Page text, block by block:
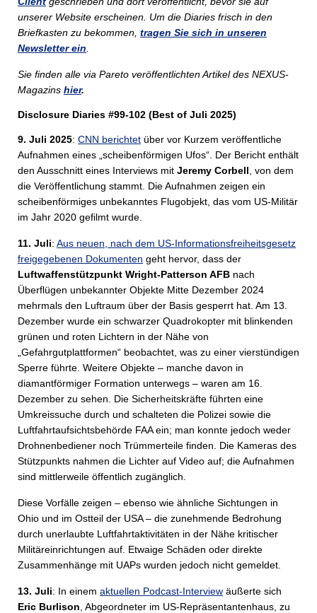
unserer Website erscheinen. Um die Diaries frisch in den
Briefkasten zu bekommen, tragen Sie sich in unseren
Newsletter ein
Sie finden alle via Pareto veröffentlichten Artikel des NEXUS-
Magazins hier.
Disclosure Diaries #99-102 (Best of Juli 2025)
9. Juli 2025: CNN berichtet über vor Kurzem veröffentliche
Aufnahmen eines „scheibenförmigen Ufos“. Der Bericht enthält
den Ausschnitt eines Interviews mit Jeremy Corbell , von dem
die Veröffentlichung stammt. Die Aufnahmen zeigen ein
scheibenförmiges unbekanntes Flugobjekt, das vom US-Militär
im Jahr 2020 gefilmt wurde.
11. Juli: Aus neuen, nach dem US-Informationsfreiheitsgesetz
freigegebenen Dokumenten geht hervor, dass der
Luftwaffenstützpunkt Wright-Patterson AFB nach
Überflügen unbekannter Objekte Mitte Dezember 2024
mehrmals den Luftraum über der Basis gesperrt hat. Am 13.
Dezember wurde ein schwarzer Quadrokopter mit blinkenden
grünen und roten Lichtern in der Nähe von
„Gefahrgutplattformen“ beobachtet, was zu einer vierstündigen
Sperre führte. Weitere Objekte – manche davon in
diamantförmiger Formation unterwegs – waren am 16.
Dezember zu sehen. Die Sicherheitskräfte führten eine
Umkreissuche durch und schalteten die Polizei sowie die
Luftfahrtaufsichtsbehörde FAA ein; man konnte jedoch weder
Drohnenbediener noch Trümmerteile finden. Die Kameras des
Stützpunkts nahmen die Lichter auf Video auf; die Aufnahmen
sind mittlerweile öffentlich zugänglich.
Diese Vorfälle zeigen – ebenso wie ähnliche Sichtungen in
Ohio und im Ostteil der USA – die zunehmende Bedrohung
durch unerlaubte Luftfahrtaktivitäten in der Nähe kritischer
Militäreinrichtungen auf. Etwaige Schäden oder direkte
Zusammenhänge mit UAPs wurden jedoch nicht gemeldet.
13. Juli: In einem aktuellen Podcast-Interview äußerte sich
Eric Burlison , Abgeordneter im US-Repräsentantenhaus, zu